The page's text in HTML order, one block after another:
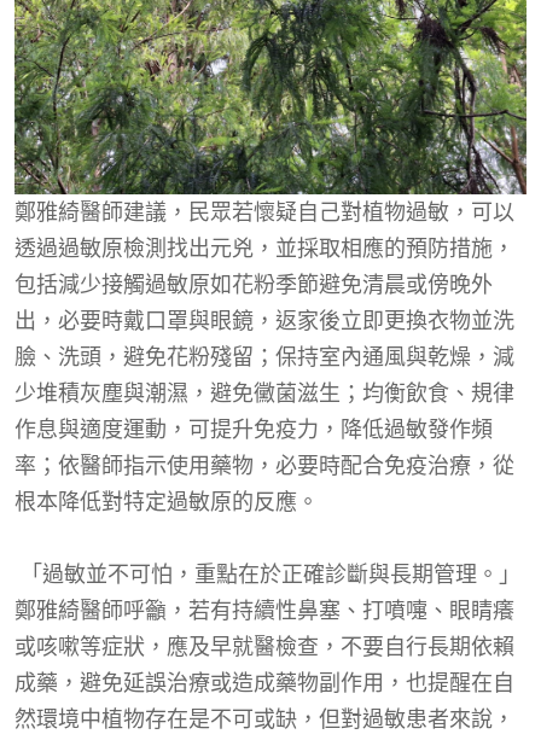
鄭雅綺醫師建議，民眾若懷疑自己對植物過敏，可以
透過過敏原檢測找出元兇，並採取相應的預防措施，
包括減少接觸過敏原如花粉季節避免清晨或傍晚外
出，必要時戴口罩與眼鏡，返家後立即更換衣物並洗
臉、洗頭，避免花粉殘留；保持室內通風與乾燥，減
少堆積灰塵與潮濕，避免黴菌滋生；均衡飲食、規律
作息與適度運動，可提升免疫力，降低過敏發作頻
率；依醫師指示使用藥物，必要時配合免疫治療，從
根本降低對特定過敏原的反應。
「過敏並不可怕，重點在於正確診斷與長期管理。」
鄭雅綺醫師呼籲，若有持續性鼻塞、打噴嚏、眼睛癢
或咳嗽等症狀，應及早就醫檢查，不要自行長期依賴
成藥，避免延誤治療或造成藥物副作用，也提醒在自
然環境中植物存在是不可或缺，但對過敏患者來說，